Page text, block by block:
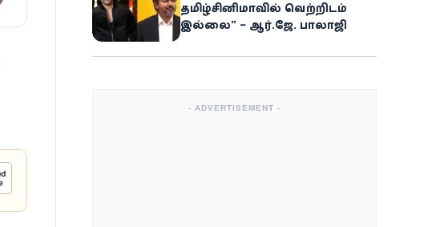
தமிழ்சினிமாவில் வெற்றிடம்
இல்லை” – ஆர்.ஜே. பாலாஜி
- ADVERTISEMENT -